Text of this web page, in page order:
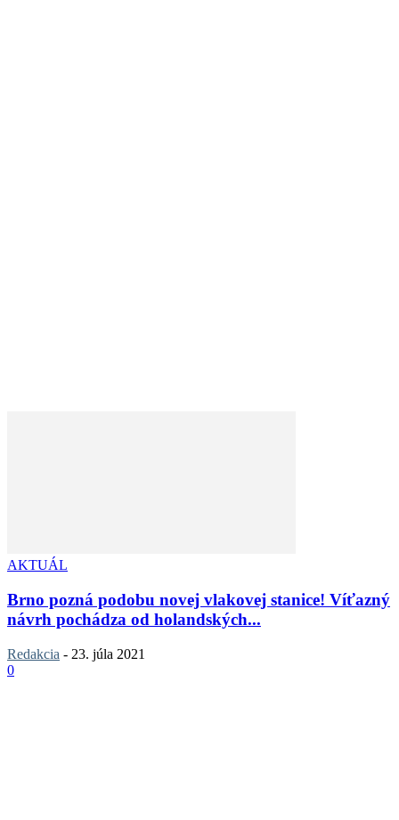
AKTUÁL
Brno pozná podobu novej vlakovej stanice! Víťazný
návrh pochádza od holandských...
Redakcia - 23. júla 2021
0